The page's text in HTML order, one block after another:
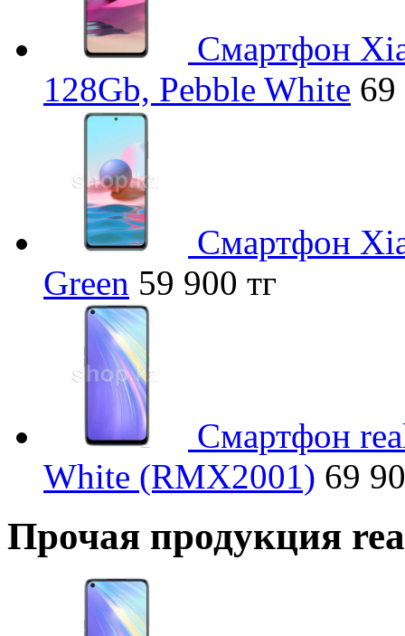
Смартфон
128Gb, Pebble White 69
Смартфон
Green 59 900 тг
Смартфон
White (RMX2001) 69
Прочая продукция